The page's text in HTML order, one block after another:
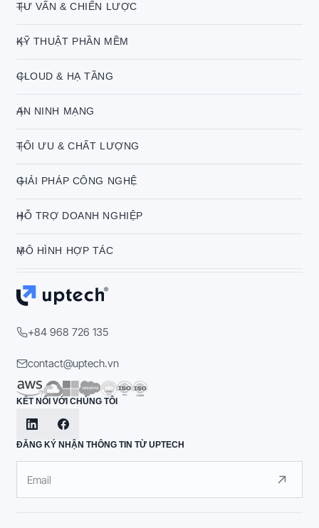
TƯ VẤN & CHIẾN LƯỢC
KỸ THUẬT PHẦN MỀM
CLOUD & HẠ TẦNG
AN NINH MẠNG
TỐI ƯU & CHẤT LƯỢNG
GIẢI PHÁP CÔNG NGHỆ
HỖ TRỢ DOANH NGHIỆP
MÔ HÌNH HỢP TÁC
+84 968 726 135
contact@uptech.vn
KẾT NỐI VỚI CHÚNG TÔI
ĐĂNG KÝ NHẬN THÔNG TIN TỪ UPTECH